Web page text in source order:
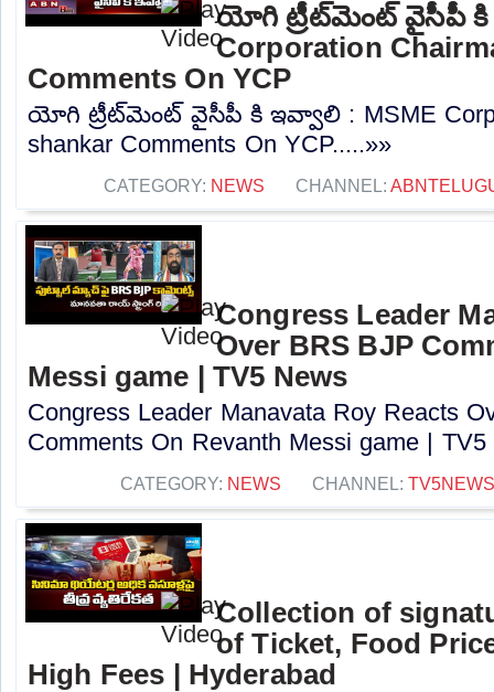
యోగి ట్రీట్‌మెంట్ వైసీపీ కి
Corporation
Comments On YCP
యోగి ట్రీట్‌మెంట్ వైసీపీ కి ఇవ్వాలి : MSME
shankar Comments On YCP.....»»
CATEGORY: NEWS CHANNEL:
Congress Leader
Over BRS BJP
Messi game | TV5 News
Congress Leader Manavata Roy Reacts
Comments On Revanth Messi game | TV5
CATEGORY: NEWS CHANNEL: TV5NEWS
Collection of
of Ticket, Food
High Fees | Hyderabad